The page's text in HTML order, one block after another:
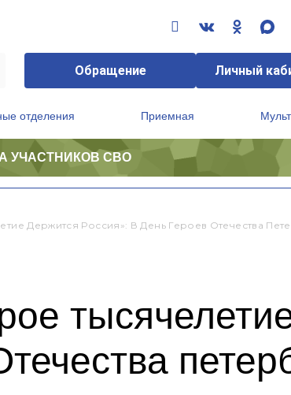
Обращение Личный
отделения Приемная
УЧАСТНИКОВ СВО
Держится Россия»: В День Героев Отечества